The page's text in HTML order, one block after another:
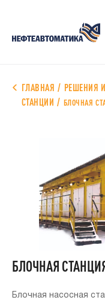
ГЛАВНАЯ РЕШЕНИЯ
СТАНЦИИ
БЛОЧНАЯ
БЛОЧНАЯ
Блочная насосная